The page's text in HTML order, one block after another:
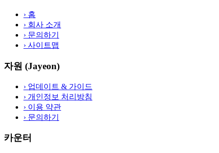
› 홈
› 회사 소개
› 문의하기
› 사이트맵
자원 (Jayeon)
› 업데이트 & 가이드
› 개인정보 처리방침
› 이용 약관
› 문의하기
카운터